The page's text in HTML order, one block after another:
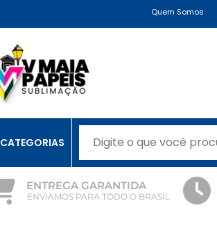
Quem Somos
CATEGORIAS
ENTREGA GARANTIDA
ENVIAMOS PARA TODO O BRASIL